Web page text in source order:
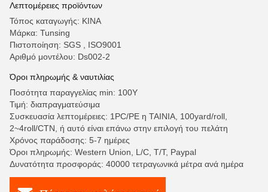
Λεπτομέρειες προϊόντων
Τόπος καταγωγής: ΚΙΝΑ
Μάρκα: Tunsing
Πιστοποίηση: SGS , ISO9001
Αριθμό μοντέλου: Ds002-2
Όροι πληρωμής & ναυτιλίας
Ποσότητα παραγγελίας min: 100Y
Τιμή: διαπραγματεύσιμα
Συσκευασία λεπτομέρειες: 1PC/PE η ΤΑΙΝΙΑ, 100yard/roll,
2~4roll/CTN, ή αυτό είναι επάνω στην επιλογή του πελάτη
Χρόνος παράδοσης: 5-7 ημέρες
Όροι πληρωμής: Western Union, L/C, T/T, Paypal
Δυνατότητα προσφοράς: 40000 τετραγωνικά μέτρα ανά ημέρα